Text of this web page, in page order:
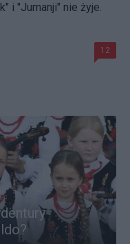
i "Jumanji" nie żyje.
12